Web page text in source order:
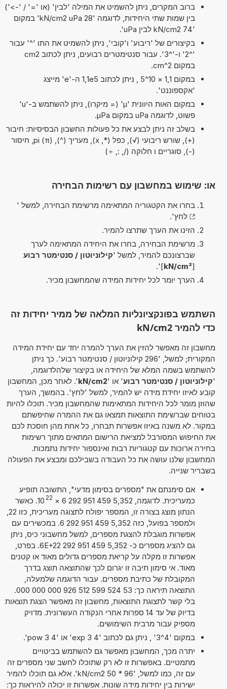
ברוב המקרים, ניתן להשמיט את המילה 'לבין' (או '=' / '->')
בין שמות שתי היחידות, לדוגמה '28 kN/cm2 uPa' במקום
'74 kN/cm2 לבין uPa'.
בקיצורים של 'ריבוע' ו'קובי', ניתן להשמיט את התו '^' עבור
'^2' ו-'^3'. עבור סנטימטרים רבועים, ניתן לכתוב cm2
במקום cm^2.
במקום 1,1 × 10^5 , ניתן לכתוב 1,1e5 ה-'e' מייצג
'אקספוננט'.
במקום האות היוונית 'µ' (= מיקרו), ניתן להשתמש ב-'u'
פשוט, לדוגמה uPa במקום µPa.
בשלב זה ניתן לבצע את כל פעולות החשבון הבסיסיות: חיבור
(+), שורש ריבועי (√), כפל (*, x), מעריך (^), pi (π), חיסור
(-), סוגריים ו חלוקה (/, :, ÷)
או: שימוש במחשבון עם רשימות הבחירה
בחרו את הקטגוריה המתאימה מרשימת הבחירה, למשל '
לחץ'.
הזינו את הערך שתרצו להמיר.
מרשימת הבחירה, בחרו את היחידה המתאימה לערך
שברצונכם להמיר, למשל 'קילוניוטון / סנטימטר רבוע
[
kN/cm²
]'.
הערך יומר לכל יחידות המידה שהמחשבון מכיר.
השתמש בפונקציונליות המלאה של ממיר יחידות זה
כדי להמיר kN/cm2
מחשבון זה מאפשר להזין את הערך להמרה יחד עם יחידת המידה
המקורית; למשל, '296 קילוניוטון / סנטימטר רבוע'. כך ניתן
להשתמש בשמה המלא של היחידה או בקיצור שלהלדוגמה,
'קילוניוטון / סנטימטר רבוע' או 'kN/cm2'. לאחר מכן, המחשבון
קובע לאיזו יחידת מידה יש להמיר, למשל 'לחץ'. בהמשך, הערך
שהוזן מומר לכל היחידות המתאימות שהמחשבון מכיר. תוכלו להיות
בטוחים שברשימת התוצאות תמצאו גם את ההמרה שחיפשתם
במקור. לא משנה באיזו אפשרות תבחרו, כל אחת מהן חוסכת לכם
את החיפוש המסורבל למציאת הרישום המתאים מתוך רשימות
בחירה ארוכות עם קטגוריות רבות ואינספור יחידות נתמכות.
המחשבון שלנו עושה את כל העבודה בשבילכם ומבצע את הפעולה
בשבריר שנייה.
אם סימנתם את "מספרים בסימון מדעי", התשובה תופיע
כמעריכית. לדוגמה, 5,352 459 951 292 6
×
10 22
. כאשר
ולמספר בפועל, כזה 5,352 459 951 292 6. במכשירים עם
אפשרות מוגבלת להצגת מספרים, למשל מחשבוני כיס, ניתן
גם להציג מספרים כ- 5,352 459 951 292 6E+22. בפרט,
אפשרות זו מקלה על קריאת מספרים גדולים מאוד או קטנים
מאוד. אי סימון תיבה זו יגרום לכך שהתוצאה תוצג בדרך
המקובלת של כתיבת מספרים. עבור הדוגמה שלמעלה,
התוצאה תיראה כך: 53 524 599 512 926 000 000 000.
בלי קשר לתצוגת התוצאות, מחשבון זה מאפשר הצגת תוצאות
בדיוק של עד 14 ספרות אחרי הנקודה העשרונית. מדויק
מספיק עבור מרבית השימושים.
במקום '4^3' , ניתן גם לכתוב '4 exp 3' או '4 pow 3'.
יתרה מכך, המחשבון מאפשר גם להשתמש בביטויים
מתמטיים. באפשרות זו לא רק שתוכלו לחשב שני מספרים זה
עם זה, כמו למשל, '96 * 50 kN/cm2'. אלא גם תוכלו להמיר
ישירות בין יחידות מידה שונות. אפשרות זו יכולה להיראות כך: